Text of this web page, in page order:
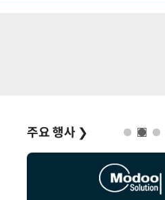
주요 행사 ❯